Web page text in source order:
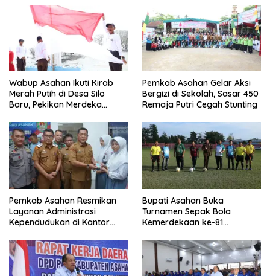
Wabup Asahan Ikuti Kirab
Merah Putih di Desa Silo
Baru, Pekikan Merdeka
Pemkab Asahan Gelar Aksi
Bergizi di Sekolah, Sasar 450
Remaja Putri Cegah Stunting
Pemkab Asahan Resmikan
Layanan Administrasi
Kependudukan di Kantor
Bupati Asahan Buka
Turnamen Sepak Bola
Kemerdekaan ke-81
0208/Asahan